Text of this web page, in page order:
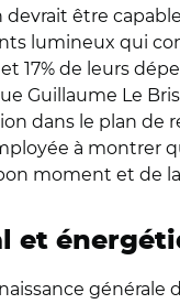
être
lumineux qui
17% de leurs
Guillaume Le
dans le plan de
à montrer
moment et de
et
générale